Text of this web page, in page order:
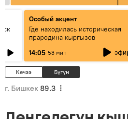
Особый акцент
Где находилась историческая
прародина кыргызов
14:05 53 мин
Кечээ Бүгүн
г. Бишкек 89.3